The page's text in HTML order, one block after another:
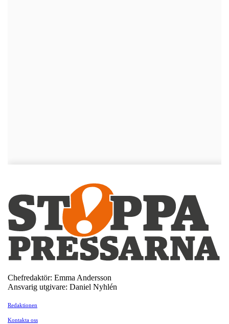
Chefredaktör: Emma Andersson
Ansvarig utgivare: Daniel Nyhlén
Redaktionen
Kontakta oss